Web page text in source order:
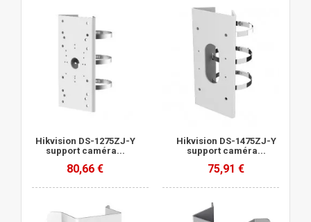
Hikvision DS-1275ZJ-Y
support caméra...
80,66 €
Hikvision DS-1475ZJ-Y
support caméra...
75,91 €